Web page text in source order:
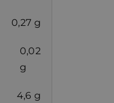
0,27 g
0,02
g
4,6 g